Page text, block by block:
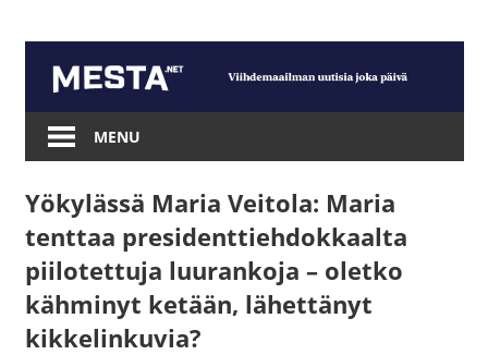
content
Mesta.net
MENU
Yökylässä Maria Veitola: Maria
tenttaa presidenttiehdokkaalta
piilotettuja luurankoja – oletko
kähminyt ketään, lähettänyt
kikkelinkuvia?